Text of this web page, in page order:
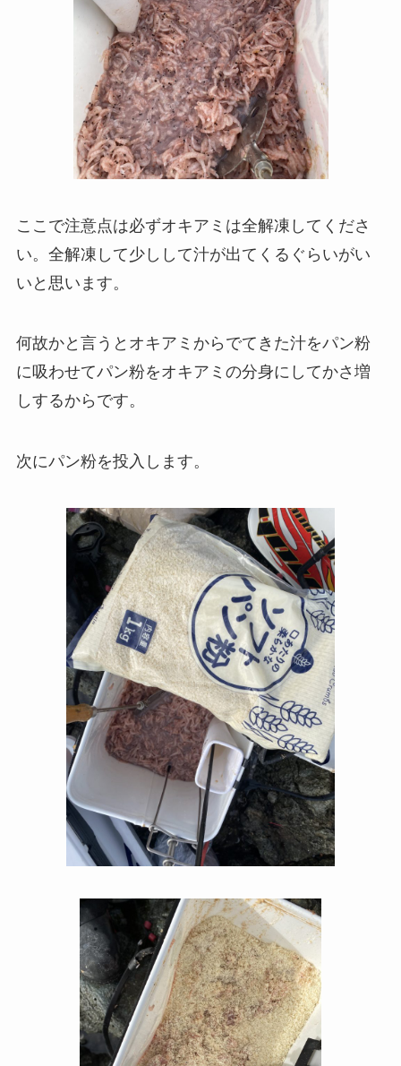
ここで注意点は必ずオキアミは全解凍してくださ
い。全解凍して少しして汁が出てくるぐらいがい
いと思います。
何故かと言うとオキアミからでてきた汁をパン粉
に吸わせてパン粉をオキアミの分身にしてかさ増
しするからです。
次にパン粉を投入します。